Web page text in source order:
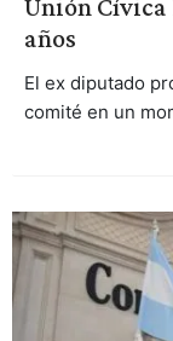
Unión Cívica
años
El ex diputado
comité en un